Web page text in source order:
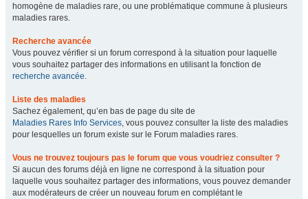
homogène de maladies rare, ou une problématique commune à plusieurs
maladies rares.
Recherche avancée
Vous pouvez vérifier si un forum correspond à la situation pour laquelle
vous souhaitez partager des informations en utilisant la fonction de
recherche avancée.
Liste des maladies
Sachez également, qu’en bas de page du site de
Maladies Rares Info Services, vous pouvez consulter la liste des maladies
pour lesquelles un forum existe sur le Forum maladies rares.
Vous ne trouvez toujours pas le forum que vous voudriez consulter ?
Si aucun des forums déjà en ligne ne correspond à la situation pour
laquelle vous souhaitez partager des informations, vous pouvez demander
aux modérateurs de créer un nouveau forum en complétant le